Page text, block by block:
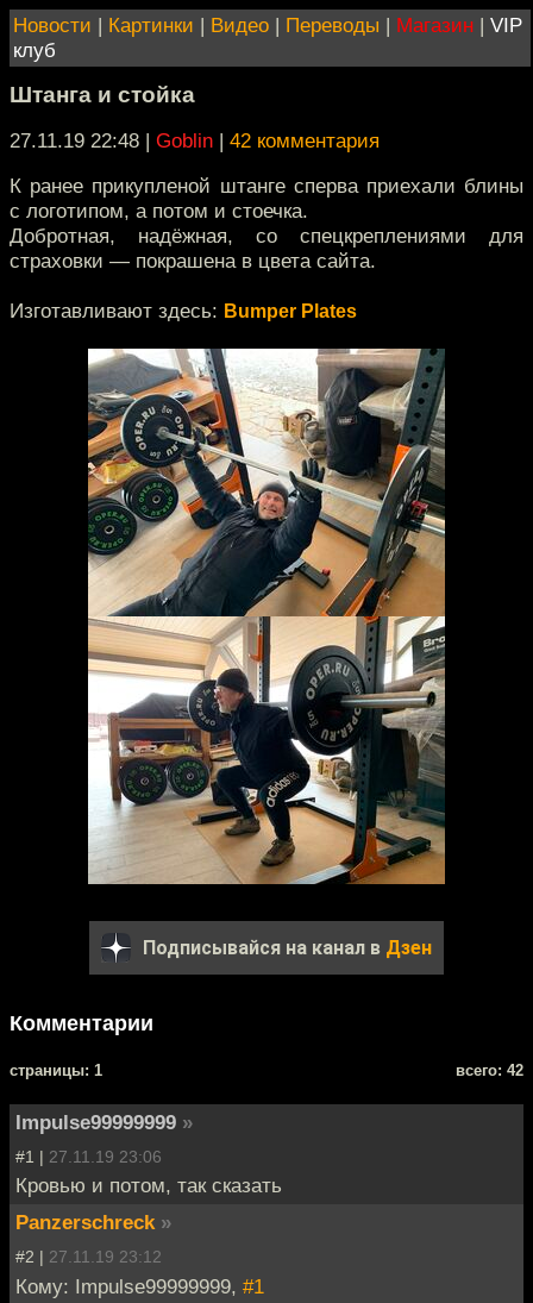
Новости | Картинки | Видео | Переводы | Магазин | VIP
клуб
Штанга и стойка
27.11.19 22:48 | Goblin | 42 комментария
К ранее прикупленой штанге сперва приехали блины
с логотипом, а потом и стоечка.
Добротная, надёжная, со спецкреплениями для
страховки — покрашена в цвета сайта.
Изготавливают здесь: Bumper Plates
Подписывайся на канал в Дзен
Комментарии
cтраницы: 1 всего: 42
Impulse99999999 »
#1 | 27.11.19 23:06
Кровью и потом, так сказать
Panzerschreck »
#2 | 27.11.19 23:12
Кому: Impulse99999999, #1